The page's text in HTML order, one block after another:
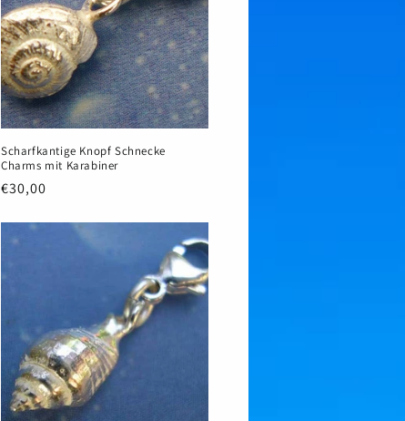
Scharfkantige Knopf Schnecke
Charms mit Karabiner
Normaler
€30,00